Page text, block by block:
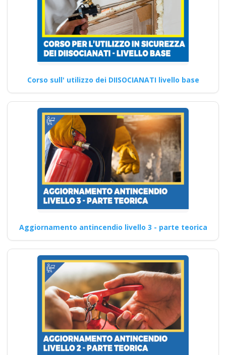
Corso sull' utilizzo dei DIISOCIANATI livello base
Aggiornamento antincendio livello 3 - parte teorica